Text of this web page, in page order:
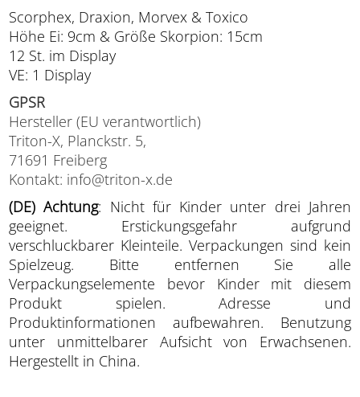
Scorphex, Draxion, Morvex & Toxico
Höhe Ei: 9cm & Größe Skorpion: 15cm
12 St. im Display
VE: 1 Display
GPSR
Hersteller (EU verantwortlich)
Triton-X, Planckstr. 5,
71691 Freiberg
Kontakt: info@triton-x.de
(DE) Achtung: Nicht für Kinder unter drei Jahren
geeignet. Erstickungsgefahr aufgrund
verschluckbarer Kleinteile. Verpackungen sind kein
Spielzeug. Bitte entfernen Sie alle
Verpackungselemente bevor Kinder mit diesem
Produkt spielen. Adresse und
Produktinformationen aufbewahren. Benutzung
unter unmittelbarer Aufsicht von Erwachsenen.
Hergestellt in China.